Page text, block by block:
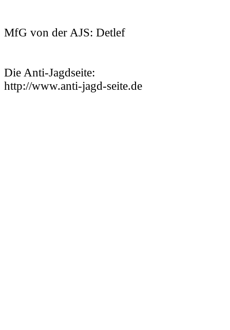
MfG von der AJS: Detlef
Die Anti-Jagdseite:
http://www.anti-jagd-seite.de